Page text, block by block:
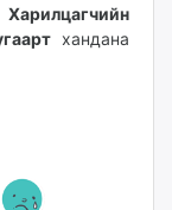
Харилцагчийн
хандана